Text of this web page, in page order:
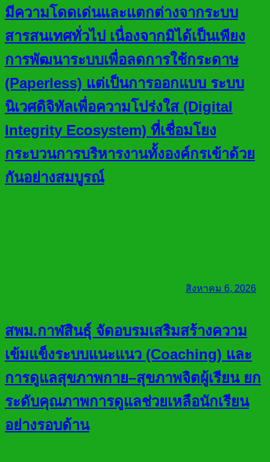
มีความโดดเด่นและแตกต่างจากระบบ
สารสนเทศทั่วไป เนื่องจากมิได้เป็นเพียง
การพัฒนาระบบเพื่อลดการใช้กระดาษ
(Paperless) แต่เป็นการออกแบบ ระบบ
นิเวศดิจิทัลเพื่อความโปร่งใส (Digital
Integrity Ecosystem) ที่เชื่อมโยง
กระบวนการบริหารงานทั้งองค์กรเข้าด้วย
กันอย่างสมบูรณ์
สิงหาคม 6, 2026
สพม.กาฬสินธุ์ จัดอบรมเสริมสร้างความ
เข้มแข็งระบบแนะแนว (Coaching) และ
การดูแลสุขภาพกาย–สุขภาพจิตผู้เรียน ยก
ระดับคุณภาพการดูแลช่วยเหลือนักเรียน
อย่างรอบด้าน